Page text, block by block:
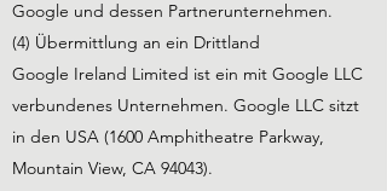
Google und dessen Partnerunternehmen.
(4) Übermittlung an ein Drittland
Google Ireland Limited ist ein mit Google LLC
verbundenes Unternehmen. Google LLC sitzt
in den USA (1600 Amphitheatre Parkway,
Mountain View, CA 94043).